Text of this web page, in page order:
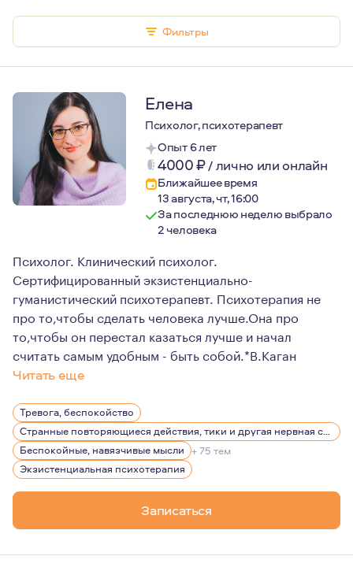
Фильтры
Елена
Психолог, психотерапевт
Опыт 6 лет
4000₽/лично или онлайн
Ближайшее время
13 августа, чт, 16:00
За последнюю неделю выбрало
2 человека
Психолог. Клинический психолог.
Сертифицированный экзистенциально-
гуманистический психотерапевт. Психотерапия не
про то,чтобы сделать человека лучше.Она про
то,чтобы он перестал казаться лучше и начал
считать самым удобным - быть собой.*В.Каган
Читать еще
Для меня самое важное в наших сессиях, чтобы Вы
Тревога, беспокойство
Странные повторяющиеся действия, тики и другая нервная симптоматика
Беспокойные, навязчивые мысли + 75 тем
Экзистенциальная психотерапия
Записаться